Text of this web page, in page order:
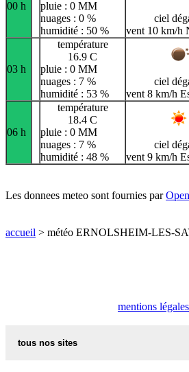
00 h
pluie : 0 MM
nuages : 0 %
humidité : 50 %
ciel
vent 10 km/h
03 h
température
16.9 C
pluie : 0 MM
nuages : 7 %
humidité : 53 %
ciel
vent 8 km/h
06 h
température
18.4 C
pluie : 0 MM
nuages : 7 %
humidité : 48 %
ciel
vent 9 km/h
Les donnees meteo sont fournies par
accueil > météo ERNOLSHEIM-LES-
mentions légales
tous nos sites